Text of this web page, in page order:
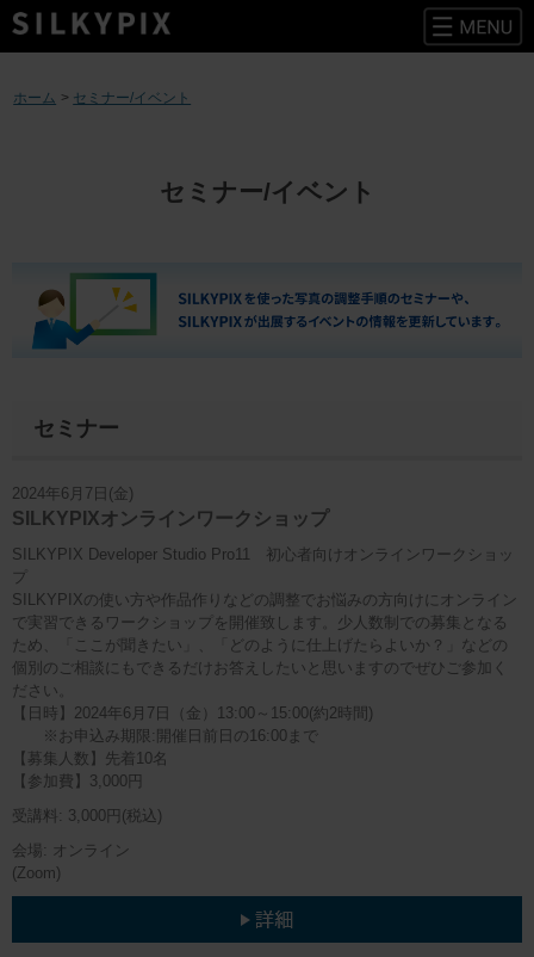
ス
ホーム セミナー/イベント
セミナー/イベント
セミナー
2024年6月7日(金)
SILKYPIXオンラインワークショップ
SILKYPIX Developer Studio Pro11 初心者向けオンラインワークショッ
プ
SILKYPIXの使い方や作品作りなどの調整でお悩みの方向けにオンライン
で実習できるワークショップを開催致します。少人数制での募集となる
ため、「ここが聞きたい」、「どのように仕上げたらよいか？」などの
個別のご相談にもできるだけお答えしたいと思いますのでぜひご参加く
ださい。
【日時】2024年6月7日（金）13:00～15:00(約2時間)
※お申込み期限:開催日前日の16:00まで
【募集人数】先着10名
【参加費】3,000円
3,000円 (税込)
オンライン
(Zoom)